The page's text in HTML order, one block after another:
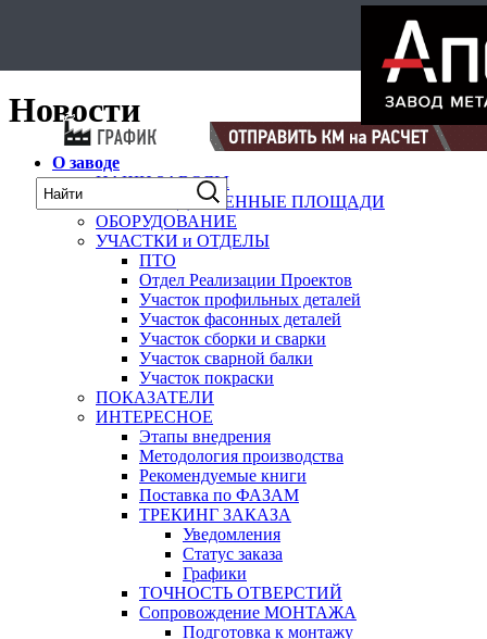
Новости
О заводе
НАШИ ЗАВОДЫ
ПРОИЗВОДСТВЕННЫЕ ПЛОЩАДИ
ОБОРУДОВАНИЕ
УЧАСТКИ и ОТДЕЛЫ
ПТО
Отдел Реализации Проектов
Участок профильных деталей
Участок фасонных деталей
Участок сборки и сварки
Участок сварной балки
Участок покраски
ПОКАЗАТЕЛИ
ИНТЕРЕСНОЕ
Этапы внедрения
Методология производства
Рекомендуемые книги
Поставка по ФАЗАМ
ТРЕКИНГ ЗАКАЗА
Уведомления
Статус заказа
Графики
ТОЧНОСТЬ ОТВЕРСТИЙ
Сопровождение МОНТАЖА
Подготовка к монтажу